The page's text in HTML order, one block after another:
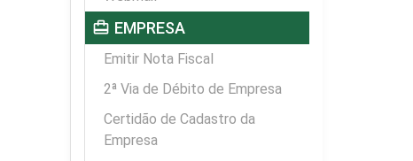
card_travel EMPRESA
Emitir Nota Fiscal
2ª Via de Débito de Empresa
Certidão de Cadastro da
Empresa